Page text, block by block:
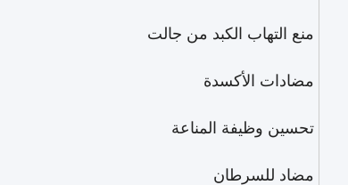
منع التهاب الكبد من جالت
مضادات الأكسدة
تحسين وظيفة المناعة
مضاد للسرطان